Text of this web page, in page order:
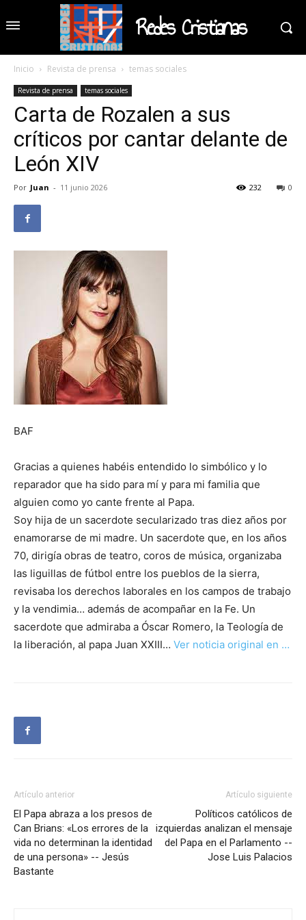
Redes Cristianas
Inicio Revista de prensa temas sociales
Revista de prensa temas sociales
Carta de Rozalen a sus
críticos por cantar delante de
León XIV
Por Juan - 11 junio 2026 0
232
BAF
Gracias a quienes habéis entendido lo simbólico y lo
reparador que ha sido para mí y para mi familia que
alguien como yo cante frente al Papa.
Soy hija de un sacerdote secularizado tras diez años por
enamorarse de mi madre. Un sacerdote que, en los años
70, dirigía obras de teatro, coros de música, organizaba
las liguillas de fútbol entre los pueblos de la sierra,
revisaba los derechos laborales en los campos de trabajo
y la vendimia… además de acompañar en la Fe. Un
sacerdote que admiraba a Óscar Romero, la Teología de
la liberación, al papa Juan XXIII… Ver noticia original en …
Artículo anterior
El Papa abraza a los presos de
Can Brians: «Los errores de la
vida no determinan la identidad
de una persona» -- Jesús
Bastante
Artículo siguiente
Políticos católicos de
izquierdas analizan el mensaje
del Papa en el Parlamento --
Jose Luis Palacios